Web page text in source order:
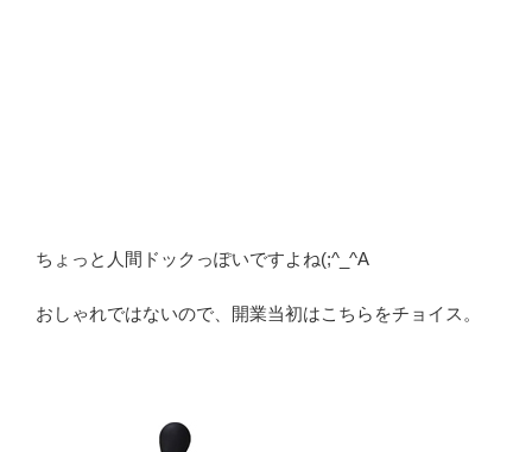
ちょっと人間ドックっぽいですよね(;^_^A
おしゃれではないので、開業当初はこちらをチョイス。